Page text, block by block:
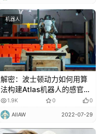
机器人
解密：波士顿动力如何用算
法构建Atlas机器人的感官世
界1.9K 0 0
AIIAW 2022-07-29